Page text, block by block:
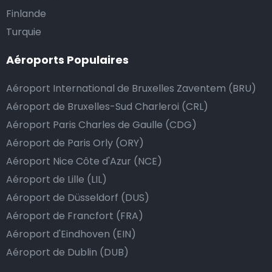
Nous mettons tout en œuvre pour que votre trajet se
rapide possible. Si notre service répond ou même
dépasse vos attentes, vous avez bien sûr la possibilité
de donner un pourboire.
La manière la plus simple pour ce faire est d’arrondir
le prix de la course au montant supérieur, ou de dire
au chauffeur de ne pas rendre la monnaie après lui
avoir donné un billet plus élevé que le prix de la
course.
Combien coûte une navette d’aéroport à
Mondercange?
Finlande
Turquie
Aéroports Populaires
Aéroport International de Bruxelles Zaventem (BRU)
Aéroport de Bruxelles-Sud Charleroi (CRL)
Aéroport Paris Charles de Gaulle (CDG)
Aéroport de Paris Orly (ORY)
Aéroport Nice Côte d'Azur (NCE)
Aéroport de Lille (LIL)
Aéroport de Düsseldorf (DUS)
Aéroport de Francfort (FRA)
Aéroport d'Eindhoven (EIN)
Aéroport de Dublin (DUB)